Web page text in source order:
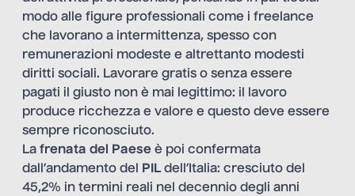
modo alle figure professionali come i freelance
che lavorano a intermittenza, spesso con
remunerazioni modeste e altrettanto modesti
diritti sociali. Lavorare gratis o senza essere
pagati il giusto non è mai legittimo: il lavoro
produce ricchezza e valore e questo deve essere
sempre riconosciuto.
La frenata del Paese è poi confermata
dall’andamento del PILdell’Italia: cresciuto del
45,2% in termini reali nel decennio degli anni